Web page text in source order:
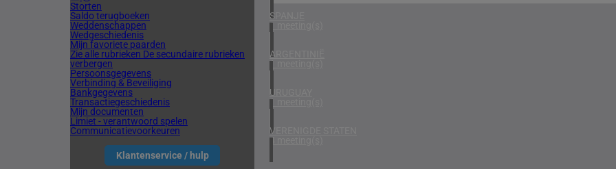
Storten
Saldo terugboeken
Weddenschappen
Wedgeschiedenis
Mijn favoriete paarden
Zie alle rubrieken De secundaire rubrieken
verbergen
Persoonsgegevens
Verbinding & Beveiliging
Bankgegevens
Transactiegeschiedenis
Mijn documenten
Limiet - verantwoord spelen
Communicatievoorkeuren
Klantenservice / hulp
SPANJE
1 meeting(s)
ARGENTINIË
1 meeting(s)
URUGUAY
1 meeting(s)
VERENIGDE STATEN
4 meeting(s)